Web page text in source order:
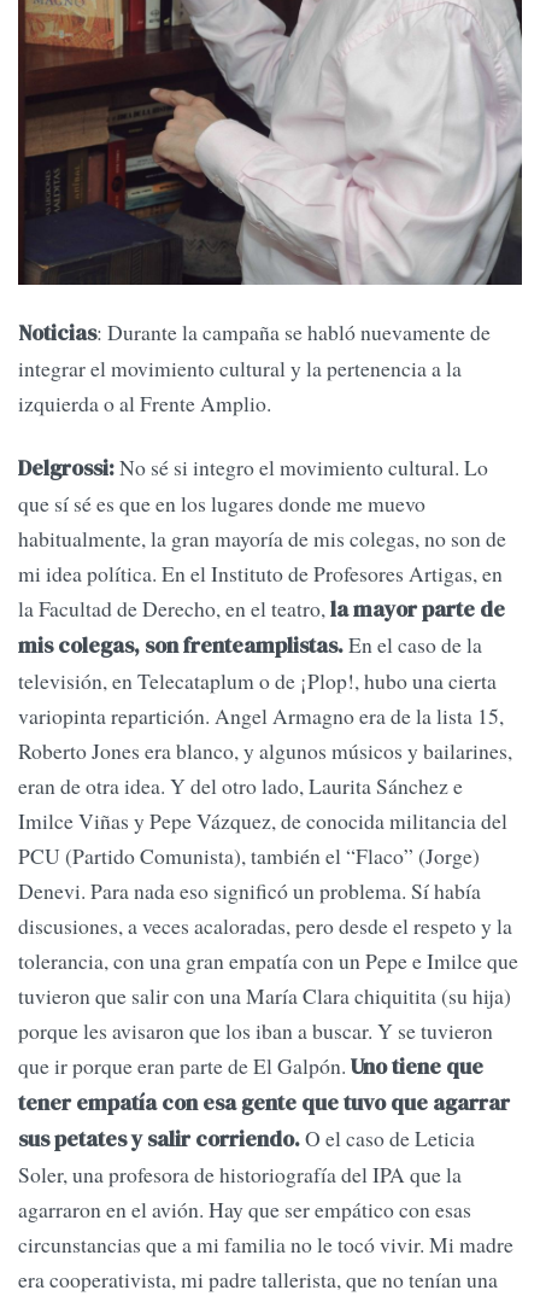
Noticias: Durante la campaña se habló nuevamente de
integrar el movimiento cultural y la pertenencia a la
izquierda o al Frente Amplio.
Delgrossi:No sé si integro el movimiento cultural. Lo
que sí sé es que en los lugares donde me muevo
habitualmente, la gran mayoría de mis colegas, no son de
mi idea política. En el Instituto de Profesores Artigas, en
la Facultad de Derecho, en el teatro,la mayor parte de
mis colegas, son frenteamplistas.En el caso de la
televisión, en Telecataplum o de ¡Plop!, hubo una cierta
variopinta repartición. Angel Armagno era de la lista 15,
Roberto Jones era blanco, y algunos músicos y bailarines,
eran de otra idea. Y del otro lado, Laurita Sánchez e
Imilce Viñas y Pepe Vázquez, de conocida militancia del
PCU (Partido Comunista), también el “Flaco” (Jorge)
Denevi. Para nada eso significó un problema. Sí había
discusiones, a veces acaloradas, pero desde el respeto y la
tolerancia, con una gran empatía con un Pepe e Imilce que
tuvieron que salir con una María Clara chiquitita (su hija)
porque les avisaron que los iban a buscar. Y se tuvieron
que ir porque eran parte de El Galpón. Uno tiene que
tener empatía con esa gente que tuvo que agarrar
sus petates y salir corriendo.O el caso de Leticia
Soler, una profesora de historiografía del IPA que la
agarraron en el avión. Hay que ser empático con esas
circunstancias que a mi familia no le tocó vivir. Mi madre
era cooperativista, mi padre tallerista, que no tenían una